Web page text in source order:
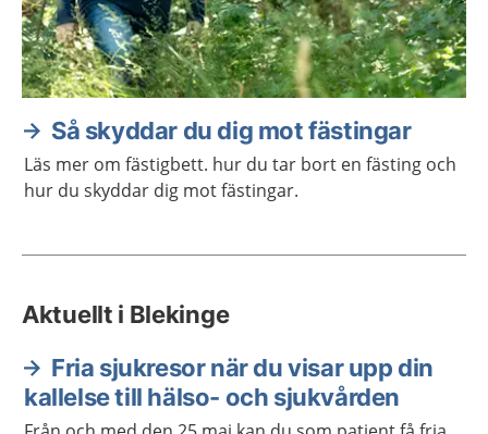
Så skyddar du dig mot fästingar
Läs mer om fästigbett. hur du tar bort en fästing och
hur du skyddar dig mot fästingar.
Aktuellt i Blekinge
Fria sjukresor när du visar upp din
kallelse till hälso- och sjukvården